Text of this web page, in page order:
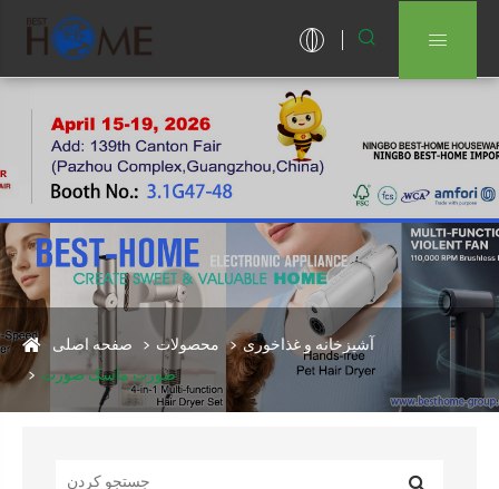
 
صفحه اصلی محصولات
آشپزخانه و غذاخوری
صورت ماسک صورت